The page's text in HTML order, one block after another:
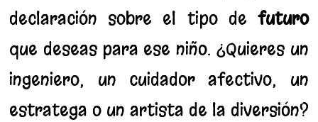
declaración sobre el tipo de futuro
que deseas para ese niño. ¿Quieres un
ingeniero, un cuidador afectivo, un
estratega o un artista de la diversión?